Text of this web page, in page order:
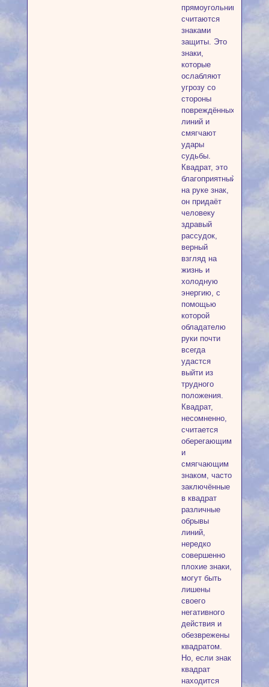
прямоугольник,
считаются
знаками
защиты. Это
знаки,
которые
ослабляют
угрозу со
стороны
повреждённых
линий и
смягчают
удары
судьбы.
Квадрат, это
благоприятный
на руке знак,
он придаёт
человеку
здравый
рассудок,
верный
взгляд на
жизнь и
холодную
энергию, с
помощью
которой
обладателю
руки почти
всегда
удастся
выйти из
трудного
положения.
Квадрат,
несомненно,
считается
оберегающим
и
смягчающим
знаком, часто
заключённые
в квадрат
различные
обрывы
линий,
нередко
совершенно
плохие знаки,
могут быть
лишены
своего
негативного
действия и
обезврежены
квадратом.
Но, если знак
квадрат
находится